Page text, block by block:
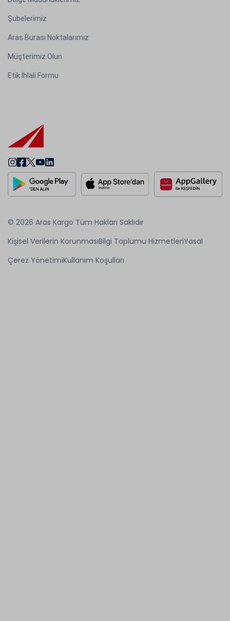
Şubelerimiz
Aras Burası Noktalarımız
Müşterimiz Olun
Etik İhlali Formu
© 2026 Aras Kargo Tüm Hakları Saklıdır
Kişisel Verilerin KorunmasıBilgi Toplumu HizmetleriYasal
Çerez YönetimiKullanım Koşulları